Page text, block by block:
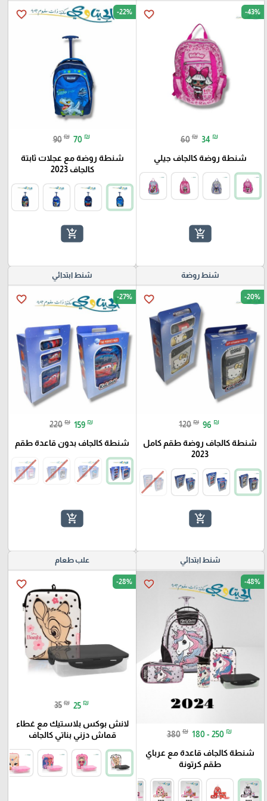
favorite_border -43%
60 ₪ 34 ₪
شنطة روضة كالجاف جيلي
add_shopping_cart
favorite_border -22%
90 ₪ 70 ₪
شنطة روضة مع عجلات ثابتة
كالجاف 2023
add_shopping_cart
شنط روضة
favorite_border -20%
120 ₪ 96 ₪
شنطة كالجاف روضة طقم كامل
2023
add_shopping_cart
شنط ابتدائي
favorite_border -27%
220 ₪ 159 ₪
شنطة كالجاف بدون قاعدة طقم
add_shopping_cart
شنط ابتدائي
favorite_border -48%
380 ₪ 180 - 250 ₪
شنطة كالجاف قاعدة مع عرباي
طقم كرتونة
علب طعام
favorite_border -28%
35 ₪ 25 ₪
لانش بوكس بلاستيك مع غطاء
قماش دزني بناتي كالجاف